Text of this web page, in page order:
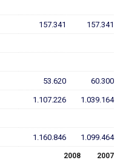
157.341 157.341
53.620 60.300
1.107.226 1.039.164
1.160.846 1.099.464
2008 2007